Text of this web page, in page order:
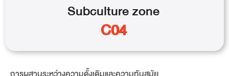
Subculturezone
C04